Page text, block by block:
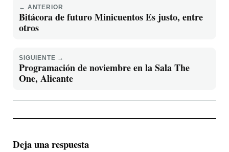
← ANTERIOR
Bitácora de futuro Minicuentos Es justo, entre
otros
SIGUIENTE →
Programación de noviembre en la Sala The
One, Alicante
Deja una respuesta